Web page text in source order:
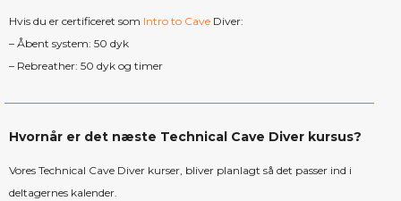
Hvis du er certificeret som Intro to Cave Diver:
– Åbent system: 50 dyk
– Rebreather: 50 dyk og timer
Hvornår er det næste Technical Cave Diver kursus?
Vores Technical Cave Diver kurser, bliver planlagt så det passer ind i
deltagernes kalender.